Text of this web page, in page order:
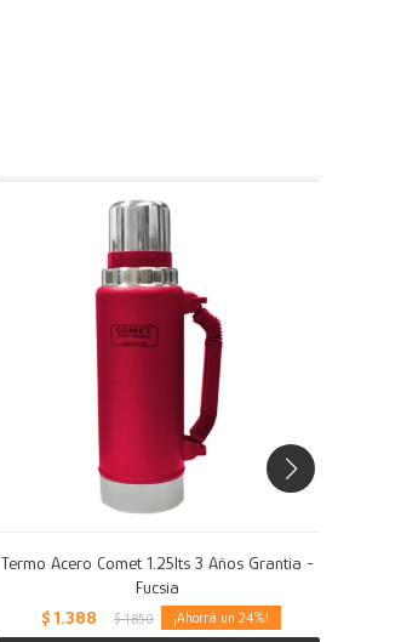
Termo Acero Comet 1.25lts 3 Años Grantia -
Fucsia
$ 1.388 $ 1.850 24